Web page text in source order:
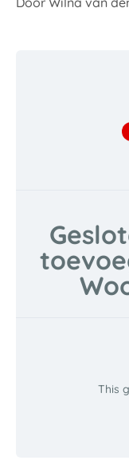
This